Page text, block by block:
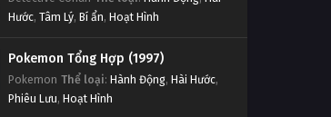
Hước, Tâm Lý, Bí ẩn, Hoạt Hình
Pokemon Tổng Hợp (1997)
Pokemon Thể loại: Hành Động, Hài Hước,
Phiêu Lưu, Hoạt Hình